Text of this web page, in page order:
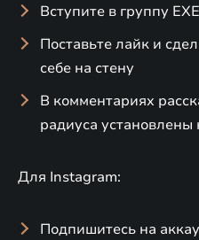
Вступите в группу
Поставьте лайк и
себе на стену
В комментариях
радиуса
Для Instagram:
Подпишитесь на